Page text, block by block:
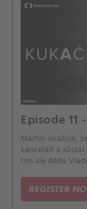
Episode 11
Martin uvažuje,
kanceláři a
tím ale dědu
kluků.
REGISTER